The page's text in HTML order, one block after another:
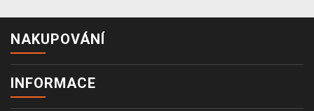
NAKUPOVÁNÍ
INFORMACE